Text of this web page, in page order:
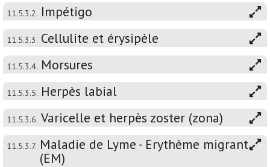
11.5.3.2. Impétigo
11.5.3.3. Cellulite et érysipèle
11.5.3.4. Morsures
11.5.3.5. Herpès labial
11.5.3.6. Varicelle et herpès zoster (zona)
11.5.3.7. Maladie de Lyme - Erythème migrant
(EM)